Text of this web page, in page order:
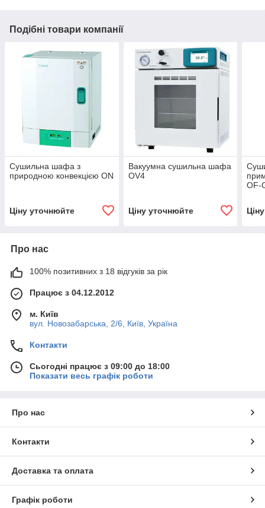
Подібні товари компанії
Сушильна шафа з
природною конвекцією ON
Ціну уточнюйте
Вакуумна сушильна шафа
OV4
Ціну уточнюйте
OF-
Про нас
100% позитивних з 18 відгуків за рік
Працює з 04.12.2012
м. Київ
вул. Новозабарська, 2/6, Київ, Україна
Контакти
Сьогодні працює з 09:00 до 18:00
Показати весь графік роботи
Про нас
Контакти
Доставка та оплата
Графік роботи